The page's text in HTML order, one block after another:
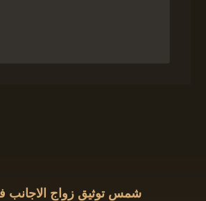
شمس توثيق زواج الاجانب